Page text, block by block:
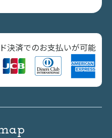
決済でのお支払いが可能